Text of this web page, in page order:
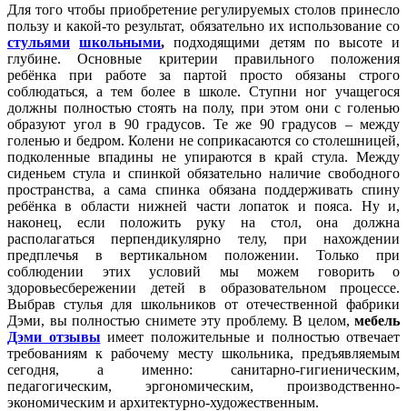
Для того чтобы приобретение регулируемых столов принесло
пользу и какой-то результат, обязательно их использование со
стульями школьными, подходящими детям по высоте и
глубине. Основные критерии правильного положения
ребёнка при работе за партой просто обязаны строго
соблюдаться, а тем более в школе. Ступни ног учащегося
должны полностью стоять на полу, при этом они с голенью
образуют угол в 90 градусов. Те же 90 градусов – между
голенью и бедром. Колени не соприкасаются со столешницей,
подколенные впадины не упираются в край стула. Между
сиденьем стула и спинкой обязательно наличие свободного
пространства, а сама спинка обязана поддерживать спину
ребёнка в области нижней части лопаток и пояса. Ну и,
наконец, если положить руку на стол, она должна
располагаться перпендикулярно телу, при нахождении
предплечья в вертикальном положении. Только при
соблюдении этих условий мы можем говорить о
здоровьесбережении детей в образовательном процессе.
Выбрав стулья для школьников от отечественной фабрики
Дэми, вы полностью снимете эту проблему. В целом, мебель
Дэми отзывы имеет положительные и полностью отвечает
требованиям к рабочему месту школьника, предъявляемым
сегодня, а именно: санитарно-гигиеническим,
педагогическим, эргономическим, производственно-
экономическим и архитектурно-художественным.